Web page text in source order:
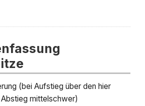
(bei Aufstieg über den hier
mittelschwer)